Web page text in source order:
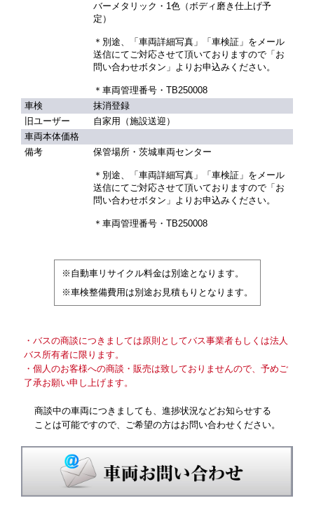
バーメタリック・1色（ボディ磨き仕上げ予
定）
＊別途、「車両詳細写真」「車検証」をメール
送信にてご対応させて頂いておりますので「お
問い合わせボタン」よりお申込みください。
＊車両管理番号・TB250008
車検
抹消登録
旧ユーザー
自家用（施設送迎）
車両本体価格
備考
保管場所・茨城車両センター
＊別途、「車両詳細写真」「車検証」をメール
送信にてご対応させて頂いておりますので「お
問い合わせボタン」よりお申込みください。
＊車両管理番号・TB250008
※自動車リサイクル料金は別途となります。
※車検整備費用は別途お見積もりとなります。
・バスの商談につきましては原則としてバス事業者もしくは法人
バス所有者に限ります。
・個人のお客様への商談・販売は致しておりませんので、予めご
了承お願い申し上げます。
商談中の車両につきましても、進捗状況などお知らせする
ことは可能ですので、ご希望の方はお問い合わせください。